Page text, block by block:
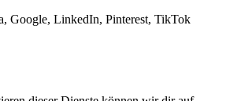
Google, LinkedIn, Pinterest, TikTok